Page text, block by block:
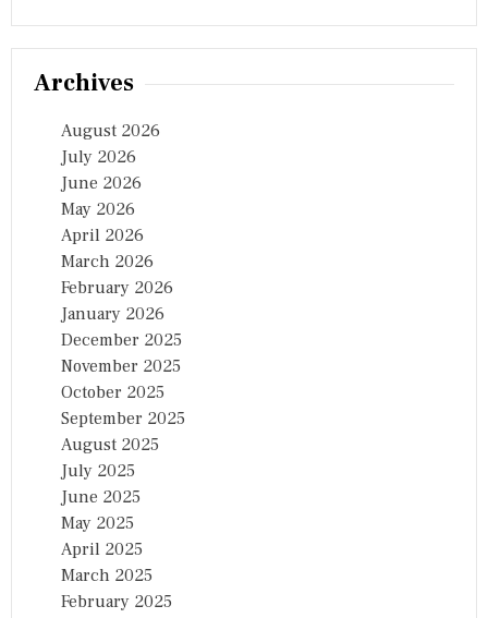
Archives
August 2026
July 2026
June 2026
May 2026
April 2026
March 2026
February 2026
January 2026
December 2025
November 2025
October 2025
September 2025
August 2025
July 2025
June 2025
May 2025
April 2025
March 2025
February 2025